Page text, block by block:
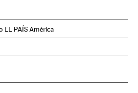
EL PAÍS América
en Twitteren Instagram
Brasil en Facebook